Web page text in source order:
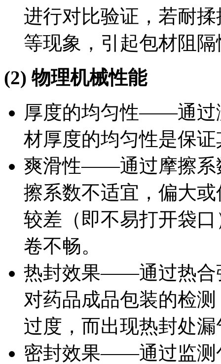
进行对比验证，若耐
等现象，引起包材阻
(2) 物理机械性能
厚度的均匀性——通过
材厚度的均匀性是保
爽滑性——通过摩擦系
擦系数不适宜，偏大
较差（即不易打开袋
卷不畅。
热封效果——通过热合
对药品成品包装的检
过度，而出现热封处
密封效果——通过监测